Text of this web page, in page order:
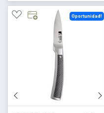
Oportunidad!